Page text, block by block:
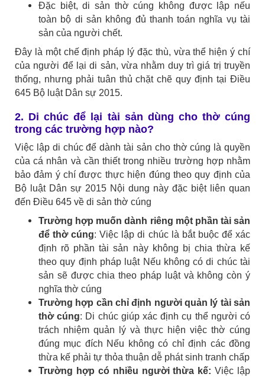
Đặc biệt, di sản thờ cúng không được lập nếu
toàn bộ di sản không đủ thanh toán nghĩa vụ tài
sản của người chết.
Đây là một chế định pháp lý đặc thù, vừa thể hiện ý chí
của người để lại di sản, vừa nhằm duy trì giá trị truyền
thống, nhưng phải tuân thủ chặt chẽ quy định tại Điều
645 Bộ luật Dân sự 2015.
2. Di chúc để lại tài sản dùng cho thờ cúng
trong các trường hợp nào?
Việc lập di chúc để dành tài sản cho thờ cúng là quyền
của cá nhân và cần thiết trong nhiều trường hợp nhằm
bảo đảm ý chí được thực hiện đúng theo quy định của
Bộ luật Dân sự 2015 Nội dung này đặc biệt liên quan
đến Điều 645 về di sản thờ cúng
Trường hợp muốn dành riêng một phần tài sản
để thờ cúng: Việc lập di chúc là bắt buộc để xác
định rõ phần tài sản này không bị chia thừa kế
theo quy định pháp luật Nếu không có di chúc tài
sản sẽ được chia theo pháp luật và không còn ý
nghĩa thờ cúng
Trường hợp cần chỉ định người quản lý tài sản
thờ cúng: Di chúc giúp xác định cụ thể người có
trách nhiệm quản lý và thực hiện việc thờ cúng
đúng mục đích Nếu không có chỉ định các đồng
thừa kế phải tự thỏa thuận dễ phát sinh tranh chấp
Trường hợp có nhiều người thừa kế:Việc lập